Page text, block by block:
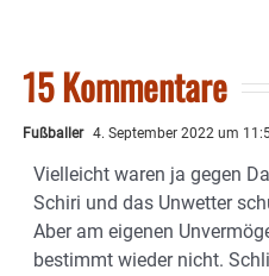
15 Kommentare
Fußballer 4. September 2022 um
Vielleicht waren ja gegen
Schiri und das Unwetter
Aber am eigenen
bestimmt wieder nicht.